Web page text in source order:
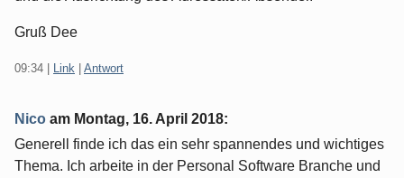
Gruß Dee
09:34 Link Antwort
Nico am Montag, 16. April 2018:
Generell finde ich das ein sehr spannendes und wichtiges
Thema. Ich arbeite in der Personal Software Branche und